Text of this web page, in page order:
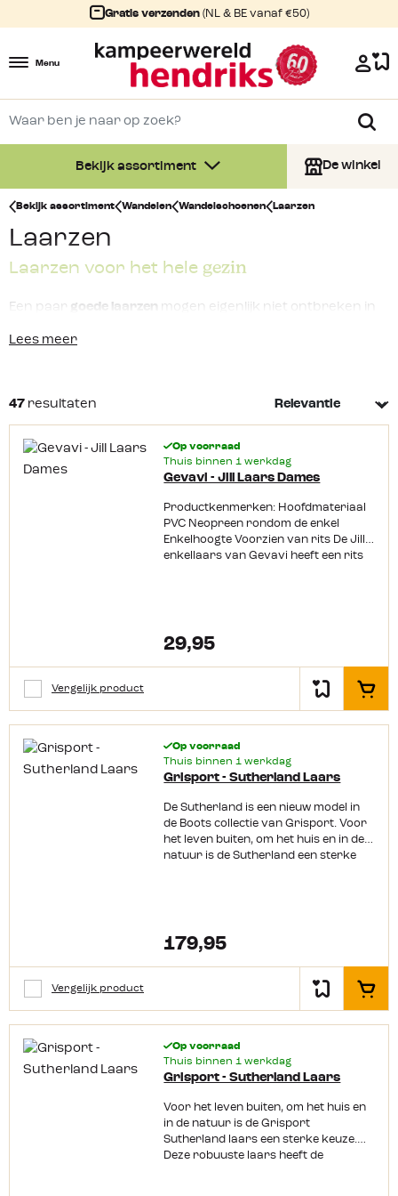
Gratis verzenden (NL & BE vanaf €50)
Menu
Bekijk assortiment De winkel
Bekijk assortiment Wandelen Wandelschoenen Laarzen
Laarzen
Laarzen voor het hele gezin
Een paar goede laarzen mogen eigenlijk niet ontbreken in
gekleurde laarzen met een printje en kan je zelf gaan voor
een stijlvolle laars kort of lang. Een paar lekkereoutdoor
Lees meer
47 resultaten
Op voorraad
Thuis binnen 1 werkdag
Gevavi - Jill Laars Dames
Productkenmerken: Hoofdmateriaal
PVC Neopreen rondom de enkel
Enkelhoogte Voorzien van rits De Jill
enkellaars van Gevavi heeft een rits
29,95
Vergelijk product In het
Op voorraad
Thuis binnen 1 werkdag
Grisport - Sutherland Laars
De Sutherland is een nieuw model in
de Boots collectie van Grisport. Voor
het leven buiten, om het huis en in de
natuur is de Sutherland een sterke
van de schoen. Het biedt comfort,
kwaliteit op lange termijn en perfecte
controle op de ondergrond. Het
waterdichte en ademende Spo-Tex
membraan is tussen de verschillende
ritssluiting en in verschillende kleuren
en uitvoeringen verkrijgbaar voor
dames en heren.
179,95
Vergelijk product In het
Op voorraad
Thuis binnen 1 werkdag
Grisport - Sutherland Laars
Voor het leven buiten, om het huis en
in de natuur is de Grisport
Sutherland laars een sterke keuze.
Deze robuuste laars heeft de